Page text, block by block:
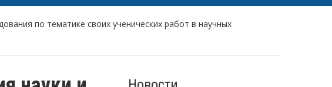
по тематике своих ученических работ в научных